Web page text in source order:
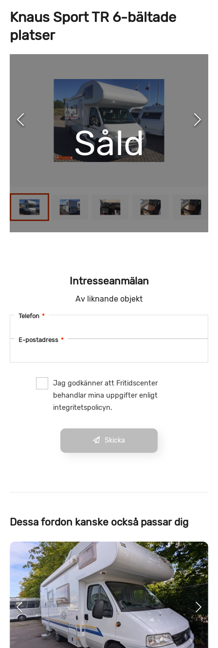
Knaus Sport TR 6-bältade
platser
Såld
Intresseanmälan
Av liknande objekt
Telefon *
E-postadress *
Jag godkänner att Fritidscenter
behandlar mina uppgifter enligt
integritetspolicyn.
Skicka
Dessa fordon kanske också passar dig